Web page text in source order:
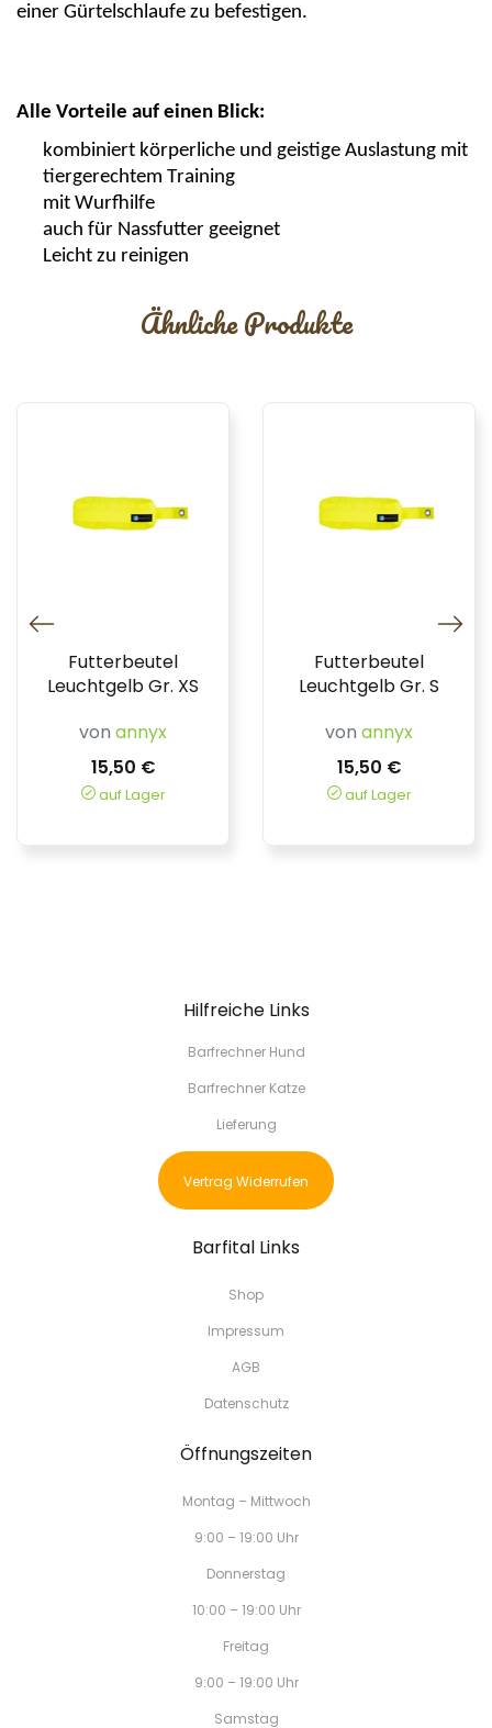
einer Gürtelschlaufe zu befestigen.
Alle Vorteile auf einen Blick:
kombiniert körperliche und geistige Auslastung mit
tiergerechtem Training
mit Wurfhilfe
auch für Nassfutter geeignet
Leicht zu reinigen
Ähnliche Produkte
Futterbeutel
Leuchtgelb Gr. XS
von annyx
15,50 €
auf Lager
Futterbeutel
Leuchtgelb Gr. S
von annyx
15,50 €
auf Lager
Hilfreiche Links
Barfrechner Hund
Barfrechner Katze
Lieferung
Vertrag Widerrufen
Barfital Links
Shop
Impressum
AGB
Datenschutz
Öffnungszeiten
Montag – Mittwoch
9:00 – 19:00 Uhr
Donnerstag
10:00 – 19:00 Uhr
Freitag
9:00 – 19:00 Uhr
Samstag